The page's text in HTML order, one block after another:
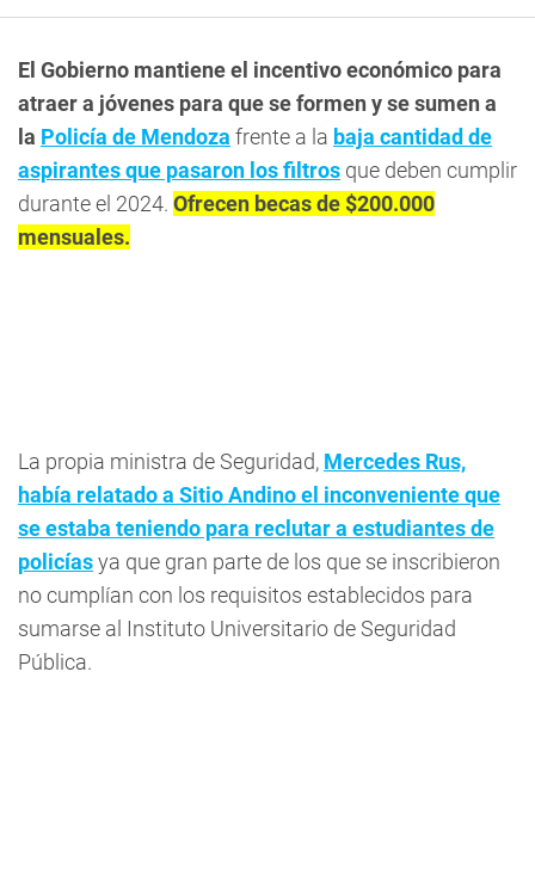
El Gobierno mantiene el incentivo económico para
atraer a jóvenes para que se formen y se sumen a
la Policía de Mendoza frente a la baja cantidad de
aspirantes que pasaron los filtros que deben cumplir
durante el 2024. Ofrecen becas de $200.000
mensuales.
La propia ministra de Seguridad, Mercedes Rus,
había relatado a Sitio Andino el inconveniente que
se estaba teniendo para reclutar a estudiantes de
policíasya que gran parte de los que se inscribieron
no cumplían con los requisitos establecidos para
sumarse al Instituto Universitario de Seguridad
Pública.